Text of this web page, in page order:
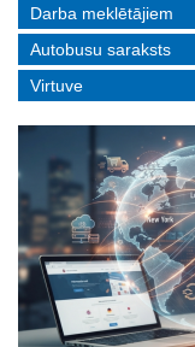
Darba meklētājiem
Autobusu saraksts
Virtuve